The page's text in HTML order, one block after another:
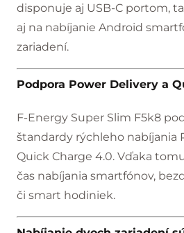
disponuje aj USB-C portom,
aj na nabíjanie Android
zariadení.
Podpora Power Delivery a
F-Energy Super Slim F5k8
štandardy rýchleho nabíjania
Quick Charge 4.0. Vďaka
čas nabíjania smartfónov,
či smart hodiniek.